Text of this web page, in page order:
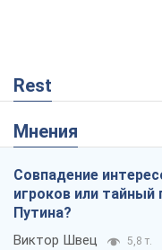
Rest
Мнения
Совпадение
игроков или тайный
Путина?
Виктор Швец 5,8 т.